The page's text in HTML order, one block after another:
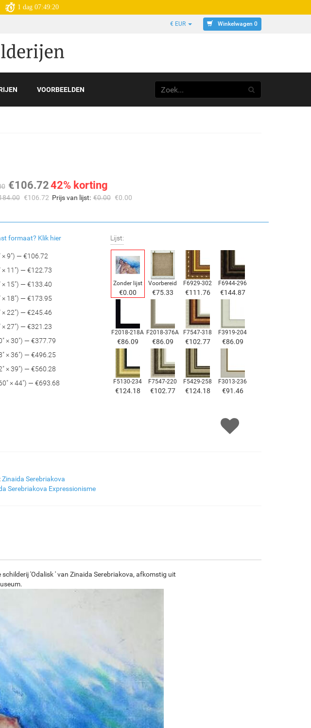
1 dag 07:49:18
€ EUR Winkelwagen 0
VOORBEELDEN
€106.7242% korting
€106.72 Prijs van lijst: €0.00 €0.00
formaat? Klik hier
× 9") — €106.72
× 11") — €122.73
× 15") — €133.40
× 18") — €173.95
× 22") — €245.46
× 27") — €321.23
× 30") — €377.79
× 36") — €496.25
× 39") — €560.28
× 44") — €693.68
Lijst:
Zonder lijst
€0.00
Voorbereid
€75.33
F6929-302
€111.76
F6944-296
€144.87
F2018-218A
€86.09
F2018-376A
€86.09
F7547-318
€102.77
F3919-204
€86.09
F5130-234
€124.18
F7547-220
€102.77
F5429-258
€124.18
F3013-236
€91.46
F7034-298
F2833-204
€102.65
Zinaida Serebriakova
Serebriakova Expressionisme
'Odalisk ' van Zinaida Serebriakova, afkomstig uit